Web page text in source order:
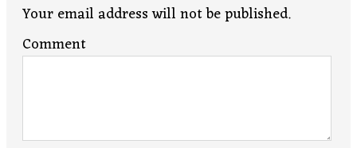
Your email address will not be published.
Comment